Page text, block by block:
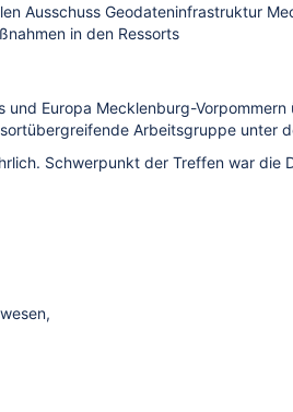
Ausschuss Geodateninfrastruktur
in den Ressorts
Europa Mecklenburg-
Arbeitsgruppe unter
Schwerpunkt der Treffen war die